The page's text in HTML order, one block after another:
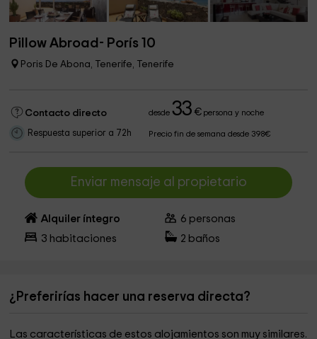
Pillow Abroad- Porís 10
Poris De Abona, Tenerife, Tenerife
Contacto directo desde33 €persona y noche
Respuesta superior a 72h Precio fin de semana desde 398€
Enviar mensaje al propietario
Alquiler íntegro 6 personas
3 habitaciones 2 baños
¿Preferirías hacer una reserva directa?
Las características de estos alojamientos son muy similares.